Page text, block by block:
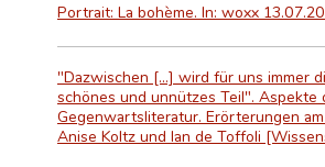
Portrait: La bohème. In: woxx
"Dazwischen [...] wird für uns immer
schönes und unnützes Teil".
Gegenwartsliteratur. Erörterungen
Anise Koltz und Ian de Toffoli